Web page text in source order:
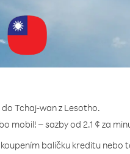
Tchaj-wan z Lesotho.
mobil! – sazby od 2.1 ¢ za
balíčku kreditu nebo